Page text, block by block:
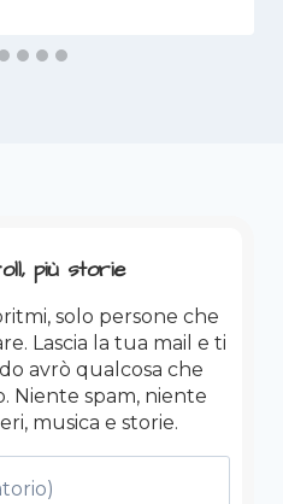
più storie
solo persone che
Lascia la tua mail e ti
avrò qualcosa che
Niente spam, niente
musica e storie.